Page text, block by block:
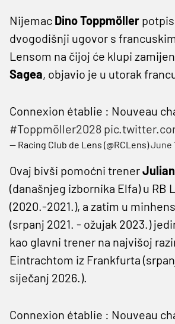
Nijemac Dino Toppmöller
dvogodišnji ugovor s
Lensom na čijoj će klupi
Sagea, objavio je u utorak
Connexion établie : Nouveau
#Toppmöller2028
— Racing Club de Lens (@RCLens)June
Ovaj bivši pomoćni trener
(današnjeg izbornika Elfa) u RB
(2020.-2021.), a zatim u
(srpanj 2021. - ožujak 2023.)
kao glavni trener na najvišoj
Eintrachtom iz Frankfurta
siječanj 2026.).
Connexion établie : Nouveau